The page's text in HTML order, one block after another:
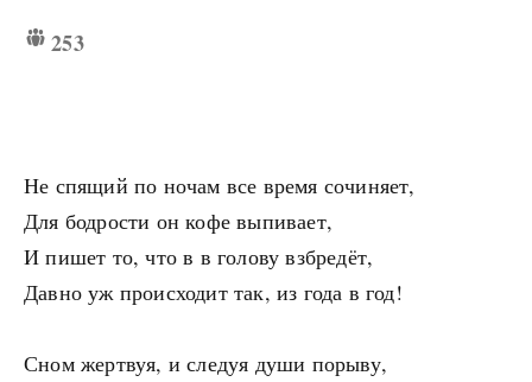
253
Не спящий по ночам все время сочиняет,
Для бодрости он кофе выпивает,
И пишет то, что в в голову взбредёт,
Давно уж происходит так, из года в год!
Сном жертвуя, и следуя души порыву,